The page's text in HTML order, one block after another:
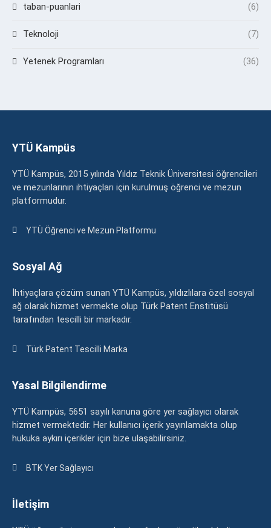
taban-puanlari (6)
Teknoloji (7)
Yetenek Programları (36)
YTÜ Kampüs
YTÜ Kampüs, 2015 yılında Yıldız Teknik Üniversitesi öğrencileri
ve mezunlarının ihtiyaçları için kurulmuş öğrenci ve mezun
platformudur.
YTÜ Öğrenci ve Mezun Platformu
Sosyal Ağ
İhtiyaçlara çözüm sunan YTÜ Kampüs, yıldızlılara özel sosyal
ağ olarak hizmet vermekte olup Türk Patent Enstitüsü
tarafından tescilli bir markadır.
Türk Patent Tescilli Marka
Yasal Bilgilendirme
YTÜ Kampüs, 5651 sayılı kanuna göre yer sağlayıcı olarak
hizmet vermektedir. Her kullanıcı içerik yayınlamakta olup
hukuka aykırı içerikler için bize ulaşabilirsiniz.
BTK Yer Sağlayıcı
İletişim